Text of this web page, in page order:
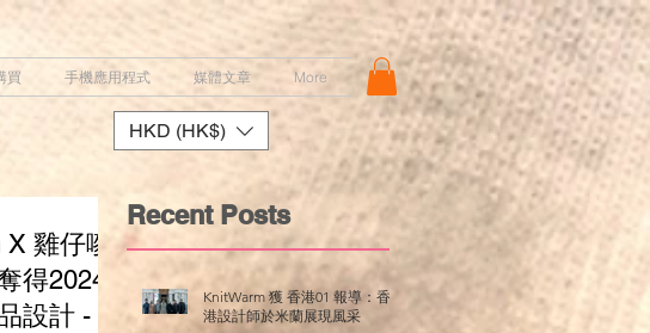
買 手機應用程式 媒體文章 More
HKD (HK$)
雞仔嘜
得2024
設計 - 生
Recent Posts
KnitWarm 獲 香港01 報導：香
港設計師於米蘭展現風采